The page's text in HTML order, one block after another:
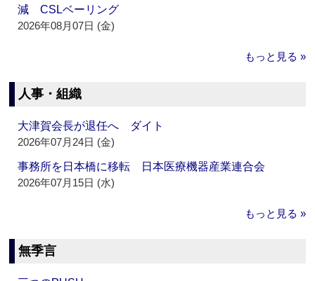
減 CSLベーリング
2026年08月07日 (金)
もっと見る »
人事・組織
大津賀会長が退任へ ダイト
2026年07月24日 (金)
事務所を日本橋に移転 日本医療機器産業連合会
2026年07月15日 (水)
もっと見る »
無季言